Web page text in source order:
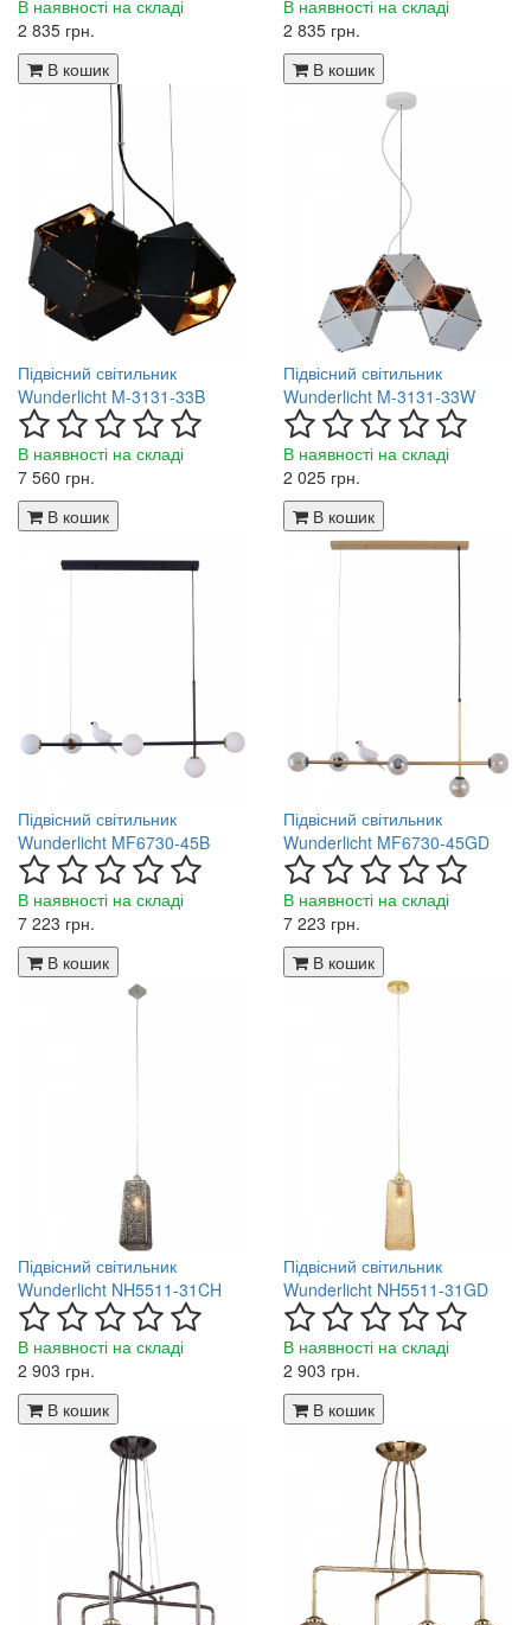
В наявності на складі
2 835 грн.
В кошик
В наявності на складі
2 835 грн.
В кошик
Підвісний світильник
Wunderlicht M-3131-33B
В наявності на складі
7 560 грн.
В кошик
Підвісний світильник
Wunderlicht M-3131-33W
В наявності на складі
2 025 грн.
В кошик
Підвісний світильник
Wunderlicht MF6730-45B
В наявності на складі
7 223 грн.
В кошик
Підвісний світильник
Wunderlicht MF6730-45GD
В наявності на складі
7 223 грн.
В кошик
Підвісний світильник
Wunderlicht NH5511-31CH
В наявності на складі
2 903 грн.
В кошик
Підвісний світильник
Wunderlicht NH5511-31GD
В наявності на складі
2 903 грн.
В кошик